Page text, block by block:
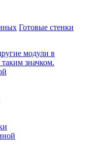
Готовые стенки
модули в
значком.